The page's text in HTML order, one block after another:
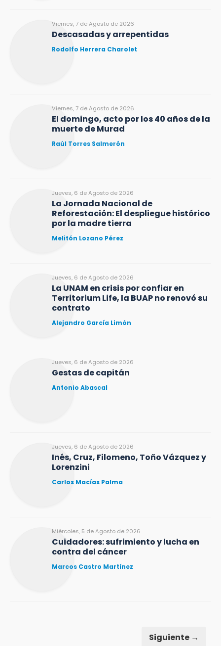
Viernes, 7 de Agosto de 2026
Descasadas y arrepentidas
Rodolfo Herrera Charolet
Viernes, 7 de Agosto de 2026
El domingo, acto por los 40 años de la
muerte de Murad
Raúl Torres Salmerón
Jueves, 6 de Agosto de 2026
La Jornada Nacional de
Reforestación: El despliegue histórico
por la madre tierra
Melitón Lozano Pérez
Jueves, 6 de Agosto de 2026
La UNAM en crisis por confiar en
Territorium Life, la BUAP no renovó su
contrato
Alejandro García Limón
Jueves, 6 de Agosto de 2026
Gestas de capitán
Antonio Abascal
Jueves, 6 de Agosto de 2026
Inés, Cruz, Filomeno, Toño Vázquez y
Lorenzini
Carlos Macías Palma
Miércoles, 5 de Agosto de 2026
Cuidadores: sufrimiento y lucha en
contra del cáncer
Marcos Castro Martínez
Siguiente →